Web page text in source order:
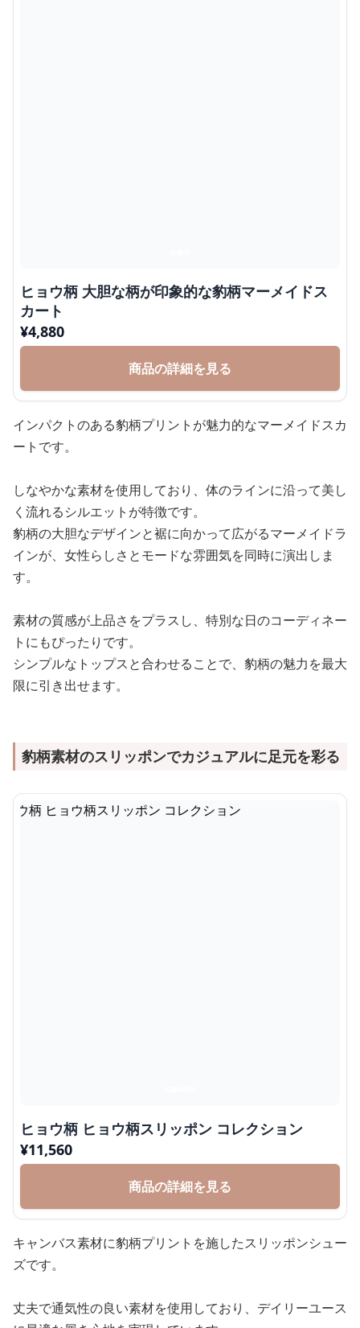
ヒョウ柄 大胆な柄が印象的な豹柄マーメイドス
カート
¥4,880
商品の詳細を見る
インパクトのある豹柄プリントが魅力的なマーメイドスカ
ートです。
しなやかな素材を使用しており、体のラインに沿って美し
く流れるシルエットが特徴です。
豹柄の大胆なデザインと裾に向かって広がるマーメイドラ
インが、女性らしさとモードな雰囲気を同時に演出しま
す。
素材の質感が上品さをプラスし、特別な日のコーディネー
トにもぴったりです。
シンプルなトップスと合わせることで、豹柄の魅力を最大
限に引き出せます。
豹柄素材のスリッポンでカジュアルに足元を彩る
ヒョウ柄 ヒョウ柄スリッポン コレクション
¥11,560
商品の詳細を見る
キャンバス素材に豹柄プリントを施したスリッポンシュー
ズです。
丈夫で通気性の良い素材を使用しており、デイリーユース